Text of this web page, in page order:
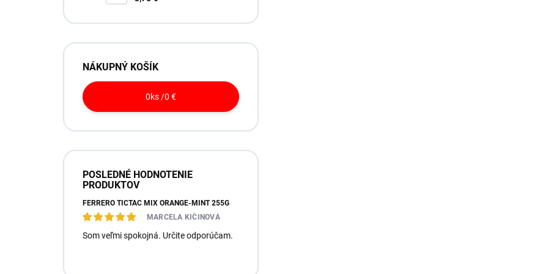
NÁKUPNÝ KOŠÍK
0ks /0 €
POSLEDNÉ HODNOTENIE
PRODUKTOV
FERRERO TICTAC MIX ORANGE-MINT 255G
MARCELA KIČINOVÁ
Som veľmi spokojná. Určite odporúčam.